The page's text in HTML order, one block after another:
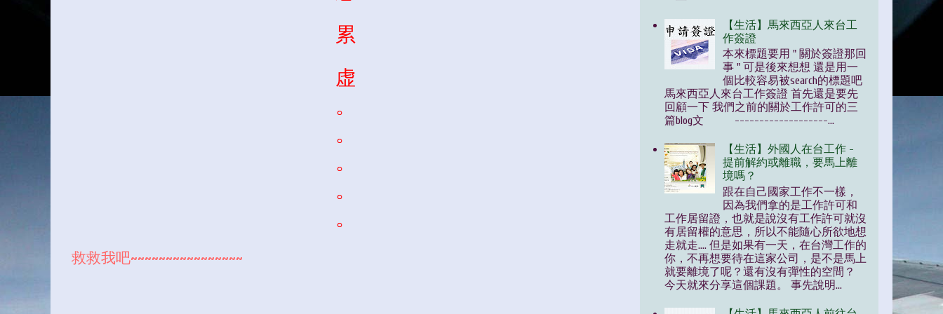
累
虚
。
。
。
。
。
救救我吧~~~~~~~~~~~~~~~~
【生活】馬來西亞人來台工
作簽證
本來標題要用 " 關於簽證那回
事 " 可是後來想想 還是用一
個比較容易被search的標題吧
馬來西亞人來台工作簽證 首先還是要先
回顧一下 我們之前的關於工作許可的三
篇blog文 -------------------...
【生活】外國人在台工作 -
提前解約或離職，要馬上離
境嗎？
跟在自己國家工作不一樣，
因為我們拿的是工作許可和
工作居留證，也就是說沒有工作許可就沒
有居留權的意思，所以不能隨心所欲地想
走就走.... 但是如果有一天，在台灣工作的
你，不再想要待在這家公司，是不是馬上
就要離境了呢？還有沒有彈性的空間？
今天就來分享這個課題。 事先說明...